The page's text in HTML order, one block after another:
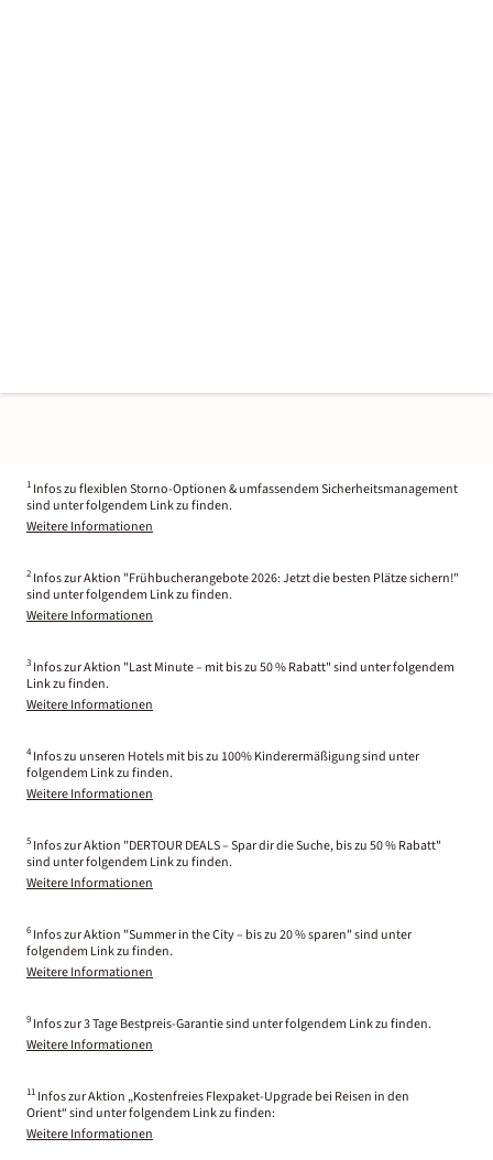
1 Infos zu flexiblen Storno-Optionen & umfassendem Sicherheitsmanagement
sind unter folgendem Link zu finden.
Weitere Informationen
2 Infos zur Aktion "Frühbucherangebote 2026: Jetzt die besten Plätze sichern!"
sind unter folgendem Link zu finden.
Weitere Informationen
3 Infos zur Aktion "Last Minute – mit bis zu 50 % Rabatt" sind unter folgendem
Link zu finden.
Weitere Informationen
4 Infos zu unseren Hotels mit bis zu 100% Kinderermäßigung sind unter
folgendem Link zu finden.
Weitere Informationen
5 Infos zur Aktion "DERTOUR DEALS – Spar dir die Suche, bis zu 50 % Rabatt"
sind unter folgendem Link zu finden.
Weitere Informationen
6 Infos zur Aktion "Summer in the City – bis zu 20 % sparen" sind unter
folgendem Link zu finden.
Weitere Informationen
9 Infos zur 3 Tage Bestpreis-Garantie sind unter folgendem Link zu finden.
Weitere Informationen
11 Infos zur Aktion „Kostenfreies Flexpaket-Upgrade bei Reisen in den
Orient“ sind unter folgendem Link zu finden:
Weitere Informationen